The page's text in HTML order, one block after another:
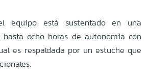
equipo está sustentado en una
ocho horas de autonomía con
es respaldada por un estuche que